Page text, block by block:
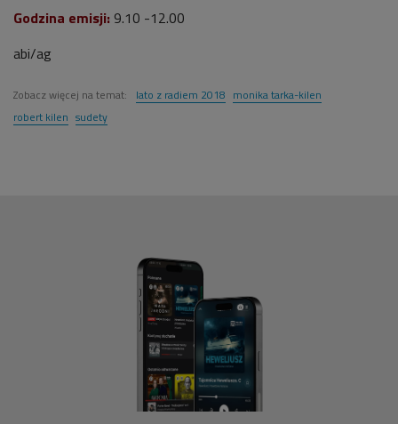
Godzina emisji: 9.10 -12.00
abi/ag
Zobacz więcej na temat: lato z radiem 2018 monika tarka-kilen
robert kilen sudety